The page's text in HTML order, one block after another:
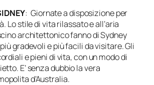
: Giornate a disposizione per
Lo stile di vita rilassato e all’aria
architettonico fanno di Sydney
gradevoli e più facili da visitare. Gli
e pieni di vita, con un modo di
E’ senza dubbio la vera
d’Australia.